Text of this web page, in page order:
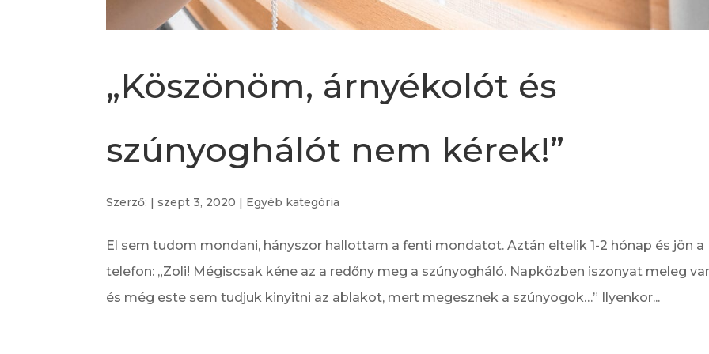
„Köszönöm, árnyékolót és
szúnyoghálót nem kérek!”
Szerző: |szept 3, 2020 | Egyéb kategória
El sem tudom mondani, hányszor hallottam a fenti mondatot. Aztán eltelik 1-2 hónap és jön a
telefon: „Zoli! Mégiscsak kéne az a redőny meg a szúnyogháló. Napközben iszonyat meleg
és még este sem tudjuk kinyitni az ablakot, mert megesznek a szúnyogok…” Ilyenkor...